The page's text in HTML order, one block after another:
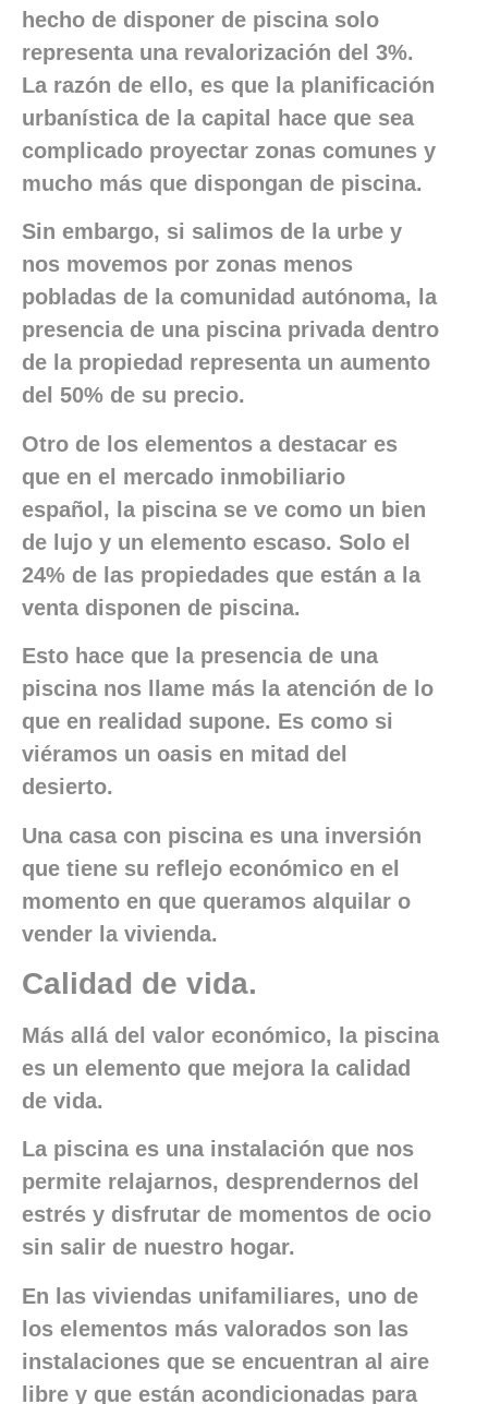
hecho de disponer de piscina solo
representa una revalorización del 3%.
La razón de ello, es que la planificación
urbanística de la capital hace que sea
complicado proyectar zonas comunes y
mucho más que dispongan de piscina.
Sin embargo, si salimos de la urbe y
nos movemos por zonas menos
pobladas de la comunidad autónoma, la
presencia de una piscina privada dentro
de la propiedad representa un aumento
del 50% de su precio.
Otro de los elementos a destacar es
que en el mercado inmobiliario
español, la piscina se ve como un bien
de lujo y un elemento escaso. Solo el
24% de las propiedades que están a la
venta disponen de piscina.
Esto hace que la presencia de una
piscina nos llame más la atención de lo
que en realidad supone. Es como si
viéramos un oasis en mitad del
desierto.
Una casa con piscina es una inversión
que tiene su reflejo económico en el
momento en que queramos alquilar o
vender la vivienda.
Calidad de vida.
Más allá del valor económico, la piscina
es un elemento que mejora la calidad
de vida.
La piscina es una instalación que nos
permite relajarnos, desprendernos del
estrés y disfrutar de momentos de ocio
sin salir de nuestro hogar.
En las viviendas unifamiliares, uno de
los elementos más valorados son las
instalaciones que se encuentran al aire
libre y que están acondicionadas para